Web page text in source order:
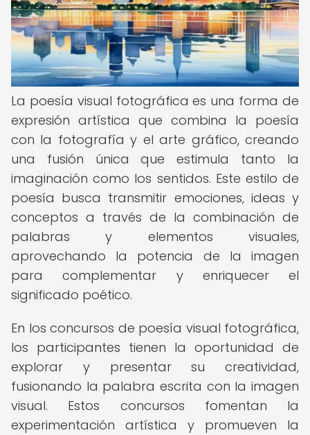
La poesía visual fotográfica es una forma de
expresión artística que combina la poesía
con la fotografía y el arte gráfico, creando
una fusión única que estimula tanto la
imaginación como los sentidos. Este estilo de
poesía busca transmitir emociones, ideas y
conceptos a través de la combinación de
palabras y elementos visuales,
aprovechando la potencia de la imagen
para complementar y enriquecer el
significado poético.
En los concursos de poesía visual fotográfica,
los participantes tienen la oportunidad de
explorar y presentar su creatividad,
fusionando la palabra escrita con la imagen
visual. Estos concursos fomentan la
experimentación artística y promueven la